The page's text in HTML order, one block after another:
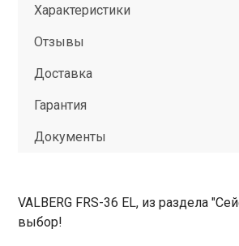
Характеристики
Отзывы
Доставка
Гарантия
Документы
VALBERG FRS-36 EL, из раздела
выбор!